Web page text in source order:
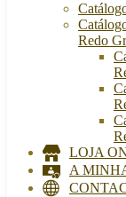
Redo
LOJA
A